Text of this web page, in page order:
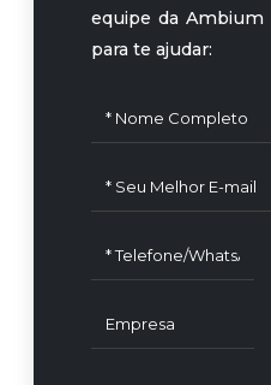
equipe da
para te ajudar: